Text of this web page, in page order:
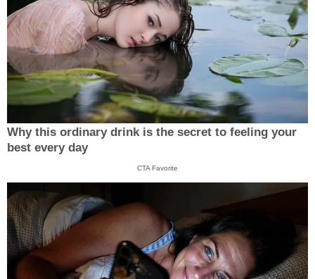
Why this ordinary drink is the secret to feeling your
best every day
CTA Favorite